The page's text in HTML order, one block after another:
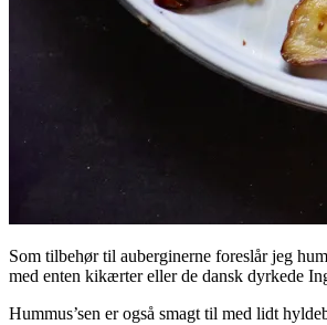
Som tilbehør til auberginerne foreslår jeg
med enten kikærter eller de dansk dyrkede
Hummus’sen er også smagt til med lidt